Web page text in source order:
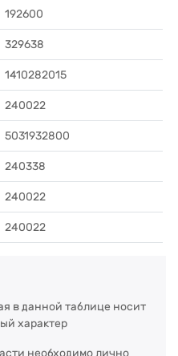
192600
329638
1410282015
240022
5031932800
240338
240022
240022
в данной таблице носит
характер
необходимо лично